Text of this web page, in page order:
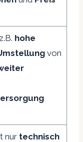
hohe
von
nur technisch